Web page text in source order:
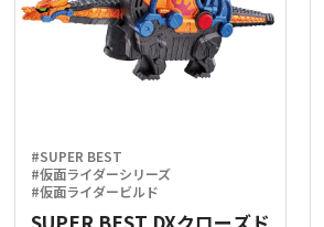
#SUPER BEST
#仮面ライダーシリーズ
#仮面ライダービルド